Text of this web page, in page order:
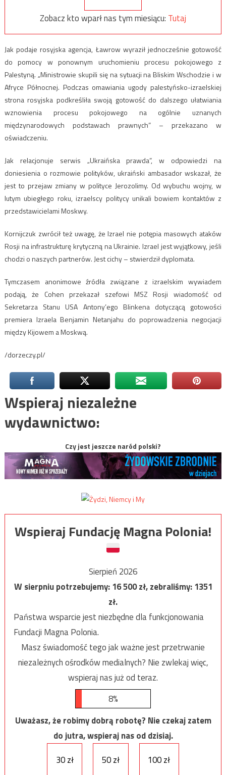
Zobacz kto wparł nas tym miesiącu: Tutaj
Jak podaje rosyjska agencja, Ławrow wyraził jednocześnie gotowość
do pomocy w ponownym uruchomieniu procesu pokojowego z
Palestyną. „Ministrowie skupili się na sytuacji na Bliskim Wschodzie i w
Afryce Północnej. Podczas omawiania ugody palestyńsko-izraelskiej
strona rosyjska podkreśliła swoją gotowość do dalszego ułatwiania
wznowienia procesu pokojowego na ogólnie uznanych
międzynarodowych podstawach prawnych” – przekazano w
oświadczeniu.
Jak relacjonuje serwis „Ukraińska prawda”, w odpowiedzi na
doniesienia o rozmowie polityków, ukraiński ambasador wskazał, że
jest to przejaw zmiany w polityce Jerozolimy. Od wybuchu wojny, w
lutym ubiegłego roku, izraelscy politycy unikali bowiem kontaktów z
przedstawicielami Moskwy.
Kornijczuk zwrócił też uwagę, że Izrael nie potępia masowych ataków
Rosji na infrastrukturę krytyczną na Ukrainie. Izrael jest wyjątkowy, jeśli
chodzi o naszych partnerów. Jest cichy – stwierdził dyplomata.
Tymczasem anonimowe źródła związane z izraelskim wywiadem
podają, że Cohen przekazał szefowi MSZ Rosji wiadomość od
Sekretarza Stanu USA Antony’ego Blinkena dotyczącą gotowości
premiera Izraela Benjamin Netanjahu do poprowadzenia negocjacji
między Kijowem a Moskwą.
/dorzeczy.pl/
Wspieraj niezależne
wydawnictwo:
Czy jest jeszcze naród polski?
Wspieraj Fundację Magna Polonia!
Sierpień 2026
W sierpniu potrzebujemy:16 500zł, zebraliśmy:1351
zł.
Państwa wsparcie jest niezbędne dla funkcjonowania
Fundacji Magna Polonia.
Masz świadomość tego jak ważne jest przetrwanie
niezależnych ośrodków medialnych? Nie zwlekaj więc,
wspieraj nas już od teraz.
8%
Uważasz, że robimy dobrą robotę? Nie czekaj zatem
do jutra, wspieraj nas od dzisiaj.
30 zł
50 zł 100 zł